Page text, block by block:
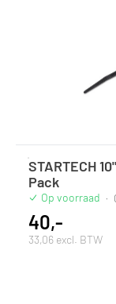
STARTECH
Pack
Op voorraad ·
40,-
33,06 excl. BTW